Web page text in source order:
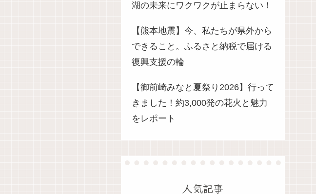
湖の未来にワクワクが止まらない！
【熊本地震】今、私たちが県外から
できること。ふるさと納税で届ける
復興支援の輪
【御前崎みなと夏祭り2026】行って
きました！約3,000発の花火と魅力
をレポート
人気記事